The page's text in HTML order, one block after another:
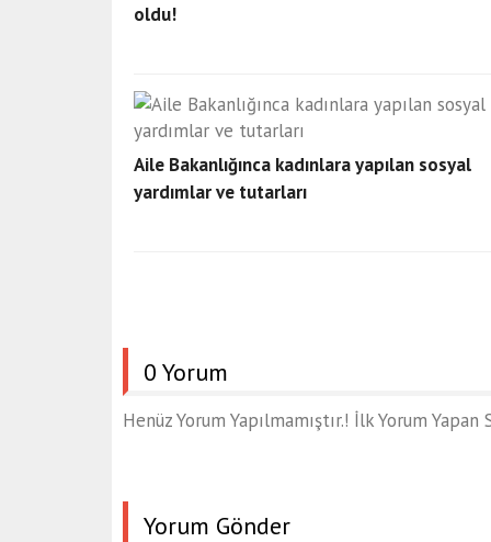
oldu!
Aile Bakanlığınca kadınlara yapılan sosyal
yardımlar ve tutarları
0 Yorum
Henüz Yorum Yapılmamıştır.! İlk Yorum Yapan
Yorum Gönder